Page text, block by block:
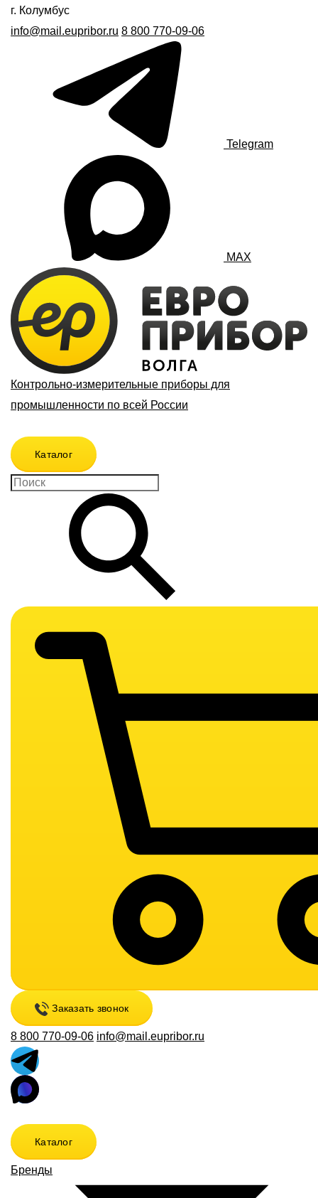
г. Колумбус
info@mail.eupribor.ru 8 800 770-09-06
Telegram
MAX
Контрольно-измерительные приборы для
промышленности по всей России
Каталог
Заказать звонок
8 800 770-09-06 info@mail.eupribor.ru
Каталог
Бренды